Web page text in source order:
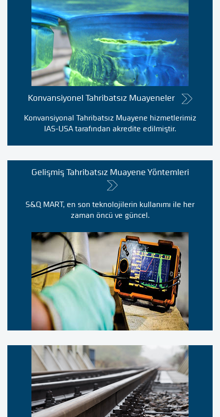
Konvansiyonel Tahribatsız Muayeneler
Konvansiyonal Tahribatsız Muayene hizmetlerimiz
IAS-USA tarafından akredite edilmiştir.
Gelişmiş Tahribatsız Muayene Yöntemleri
S&Q MART, en son teknolojilerin kullanımı ile her
zaman öncü ve güncel.